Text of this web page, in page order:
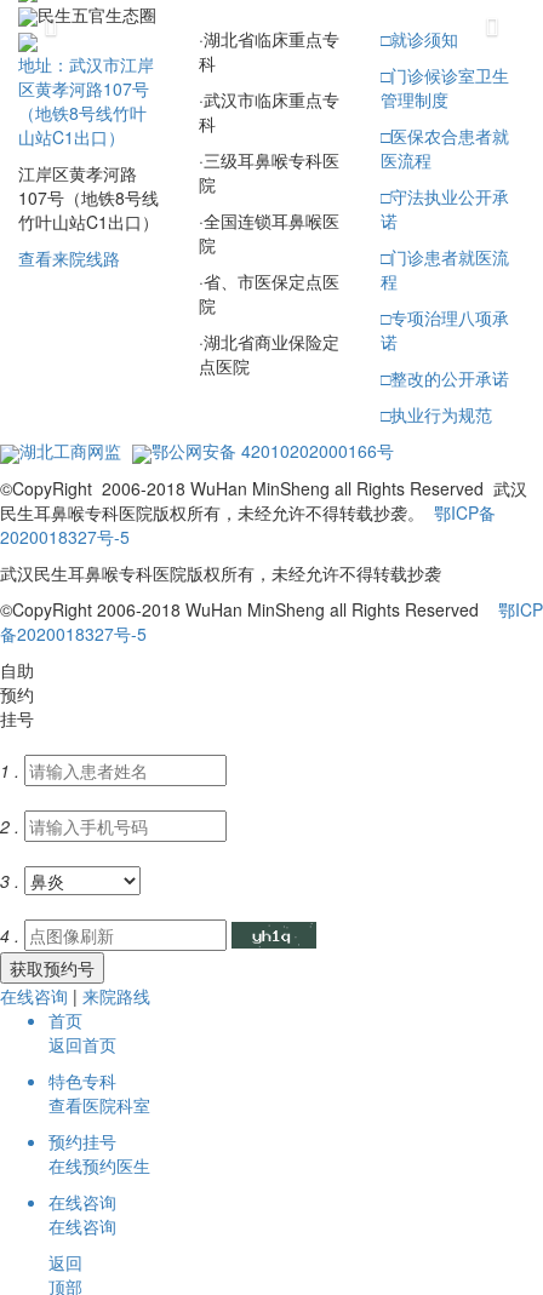
民生五官生态圈
Previous Next
地址：武汉市江岸
区黄孝河路107号
（地铁8号线竹叶
山站C1出口）
江岸区黄孝河路
107号（地铁8号线
竹叶山站C1出口）
查看来院线路
·湖北省临床重点专
科
·武汉市临床重点专
科
·三级耳鼻喉专科医
院
·全国连锁耳鼻喉医
院
·省、市医保定点医
院
·湖北省商业保险定
点医院
□就诊须知
□门诊候诊室卫生
管理制度
□医保农合患者就
医流程
□守法执业公开承
诺
□门诊患者就医流
程
□专项治理八项承
诺
□整改的公开承诺
□执业行为规范
湖北工商网监
鄂公网安备 42010202000166号
©CopyRight 2006-2018 WuHan MinSheng all Rights Reserved 武汉
民生耳鼻喉专科医院版权所有，未经允许不得转载抄袭。 鄂ICP备
2020018327号-5
武汉民生耳鼻喉专科医院版权所有，未经允许不得转载抄袭
©CopyRight 2006-2018 WuHan MinSheng all Rights Reserved 鄂ICP
备2020018327号-5
自助
预约
挂号
1 .
2 .
3 .
4 .
在线咨询 | 来院路线
首页
返回首页
特色专科
查看医院科室
预约挂号
在线预约医生
在线咨询
在线咨询
返回
顶部